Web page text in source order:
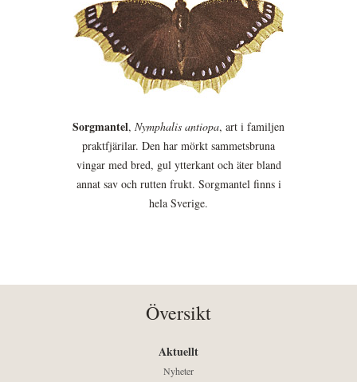
Sorgmantel, Nymphalis antiopa, art i familjen
praktfjärilar. Den har mörkt sammetsbruna
vingar med bred, gul ytterkant och äter bland
annat sav och rutten frukt. Sorgmantel finns i
hela Sverige.
Översikt
Aktuellt
Nyheter